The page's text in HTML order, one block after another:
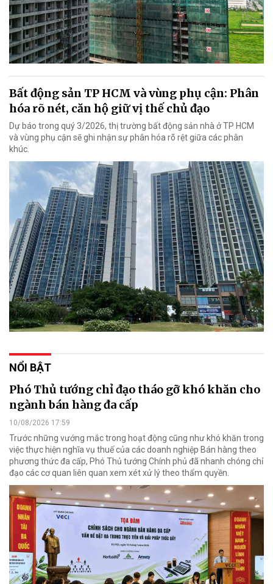
Bất động sản TP HCM và vùng phụ cận: Phân
hóa rõ nét, căn hộ giữ vị thế chủ đạo
Dự báo trong quý 3/2026, thị trường bất động sản nhà ở TP HCM
và vùng phụ cận sẽ ghi nhận sự phân hóa rõ rệt giữa các phân
khúc.
NỔI BẬT
Phó Thủ tướng chỉ đạo tháo gỡ khó khăn cho
ngành bán hàng đa cấp
10/08/2026 17:59
Trước những vướng mắc trong hoạt động cũng như khó khăn trong
việc thực hiện nghĩa vụ thuế của các doanh nghiệp Bán hàng theo
phương thức đa cấp, Phó Thủ tướng Chính phủ đã nhanh chóng chỉ
đạo các cơ quan liên quan xem xét xử lý theo thẩm quyền.